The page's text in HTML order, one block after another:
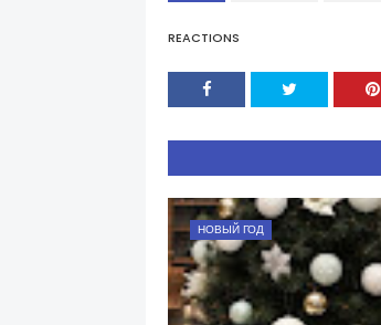
REACTIONS
НОВЫЙ ГОД